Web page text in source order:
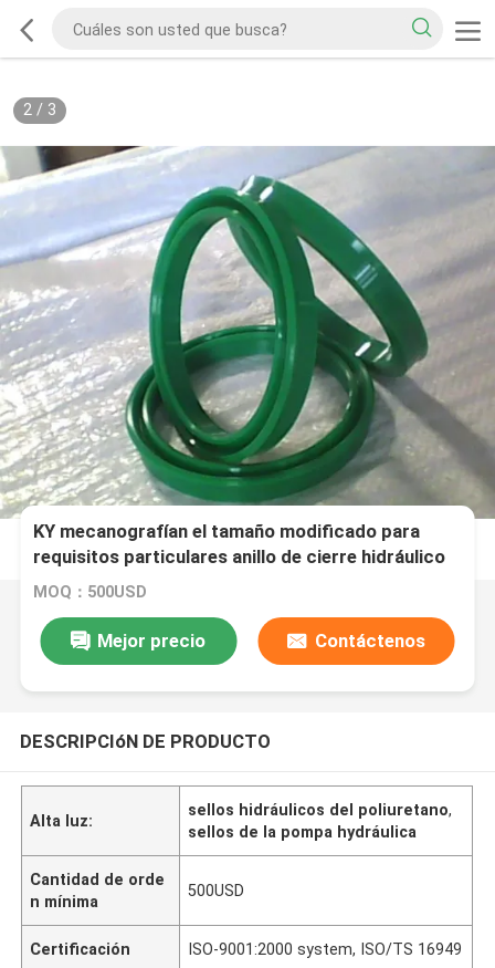
2/ 3
KY mecanografían el tamaño modificado para
requisitos particulares anillo de cierre hidráulico
del aceite de la PU para el agujero 20×30×7 del
MOQ：500USD
Mejor precio Contáctenos
DESCRIPCIóN DE PRODUCTO
Alta luz:
sellos hidráulicos del poliuretano,
sellos de la pompa hydráulica
Cantidad de orde
n mínima
500USD
Certificación ISO-9001:2000 system, ISO/TS 16949